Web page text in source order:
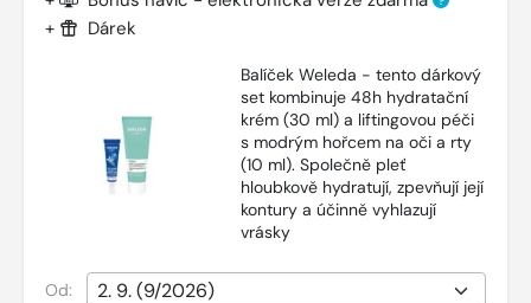
+ Dárek
Balíček Weleda - tento dárkový
set kombinuje 48h hydratační
krém (30 ml) a liftingovou péči
s modrým hořcem na oči a rty
(10 ml). Společně pleť
hloubkově hydratují, zpevňují její
kontury a účinně vyhlazují
vrásky
Od: